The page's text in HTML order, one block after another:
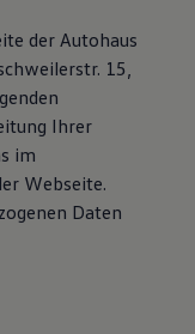
der Autohaus
15,
Ihrer
im
Webseite.
Daten